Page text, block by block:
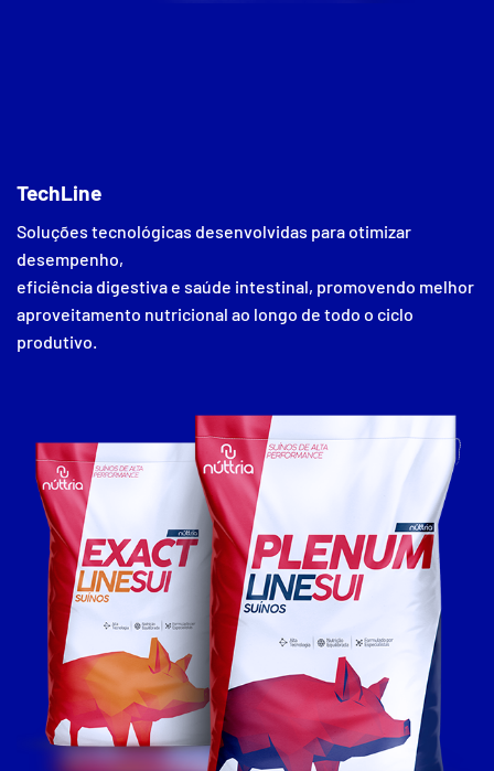
TechLine
Soluções tecnológicas desenvolvidas para otimizar
desempenho,
eficiência digestiva e saúde intestinal, promovendo melhor
aproveitamento nutricional ao longo de todo o ciclo
produtivo.